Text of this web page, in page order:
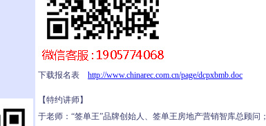
下载报名表 http://www.chinarec.com.cn/page/dcpxbmb.doc
【特约讲师】
于老师：“签单王”品牌创始人、签单王房地产营销智库总顾问；